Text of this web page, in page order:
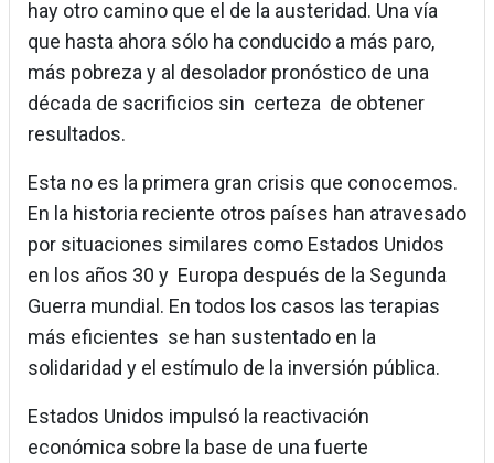
hay otro camino que el de la austeridad. Una vía
que hasta ahora sólo ha conducido a más paro,
más pobreza y al desolador pronóstico de una
década de sacrificios sin certeza de obtener
resultados.
Esta no es la primera gran crisis que conocemos.
En la historia reciente otros países han atravesado
por situaciones similares como Estados Unidos
en los años 30 y Europa después de la Segunda
Guerra mundial. En todos los casos las terapias
más eficientes se han sustentado en la
solidaridad y el estímulo de la inversión pública.
Estados Unidos impulsó la reactivación
económica sobre la base de una fuerte